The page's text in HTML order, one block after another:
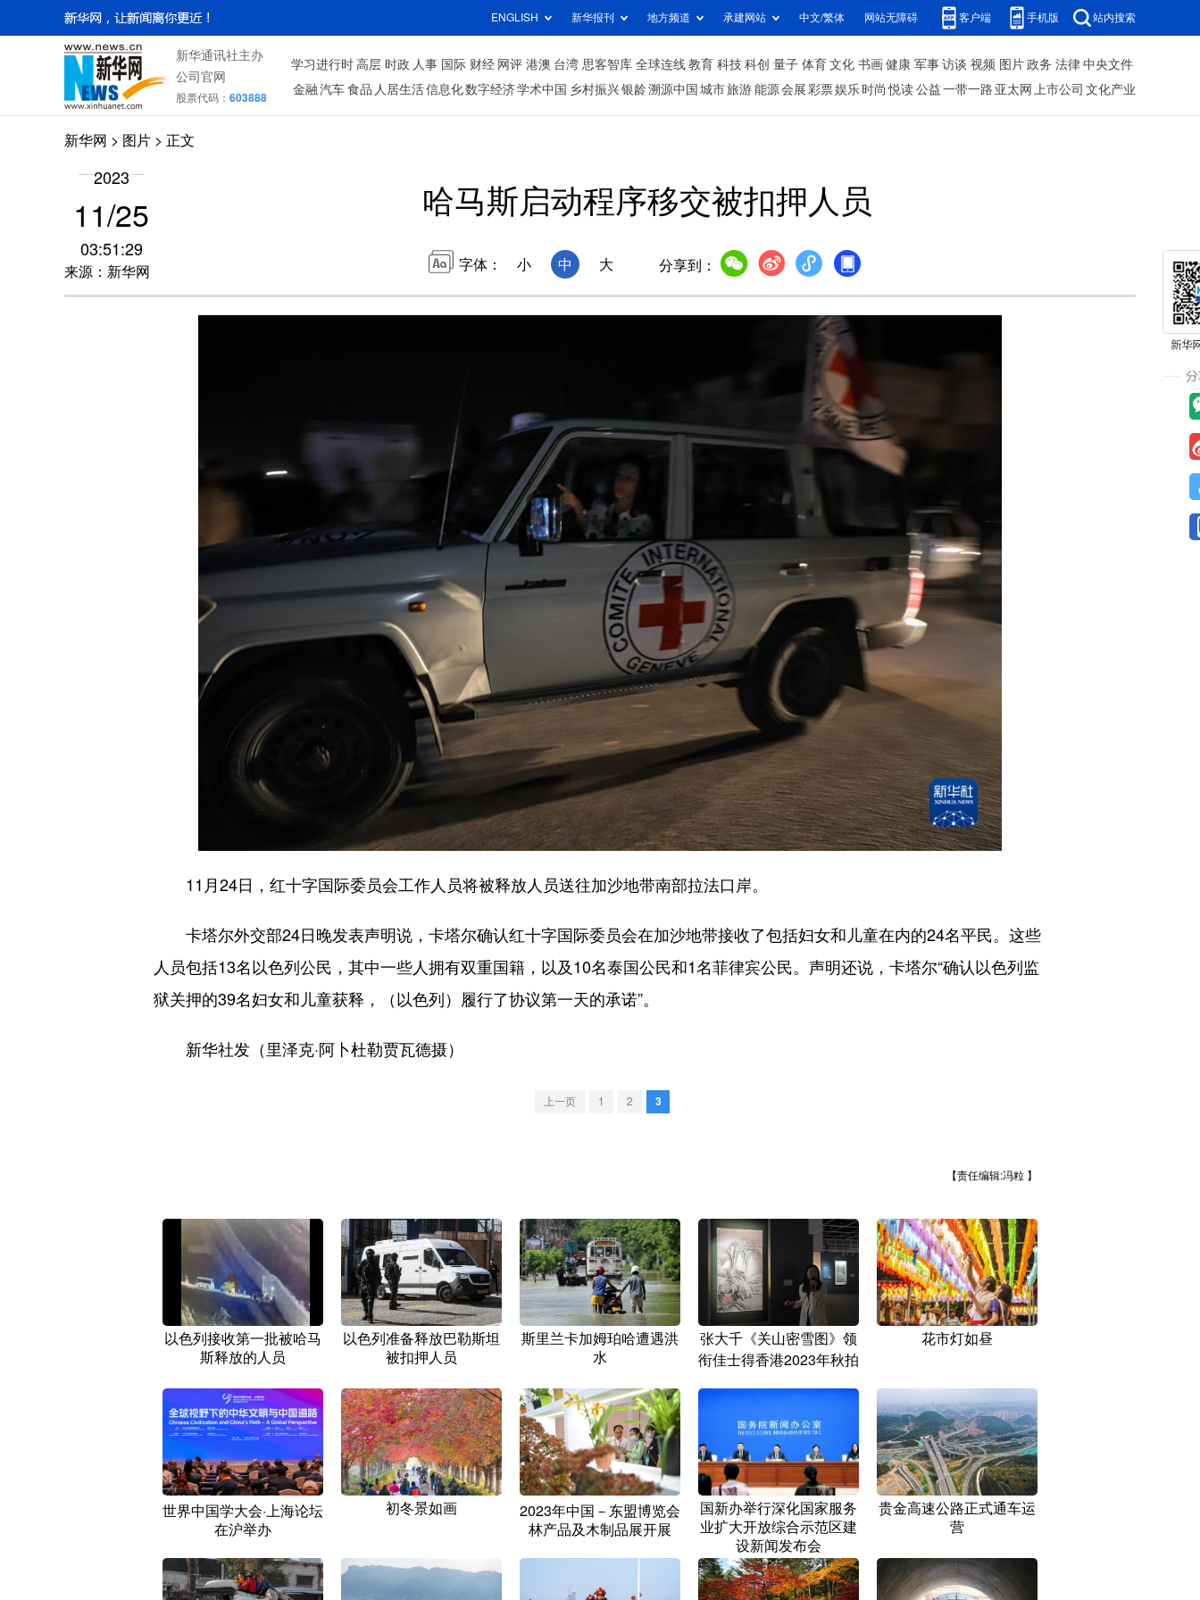
ENGLISH 新华报刊 地方频道 承建网站 中文/繁体 网站无障碍 客户端 手机版 站内搜索
新华通讯社主办
公司官网
股票代码： 603888
学习进行时 高层 时政 人事 国际 财经 网评 港澳 台湾 思客智库 全球连线 教育 科技 科创 量子 体育 文化 书画 健康 军事 访谈 视频 图片 政务 法律 中央文件
金融 汽车 食品 人居生活信息化数字经济学术中国 乡村振兴银龄溯源中国 城市旅游 能源 会展 彩票娱乐 时尚 悦读 公益 一带一路 亚太网 上市公司 文化产业
新华网 > 图片 > 正文
2023
11/25
03:51:29
来源：新华网
哈马斯启动程序移交被扣押人员
字体： 小 中 大 分享到：
11月24日，红十字国际委员会工作人员将被释放人员送往加沙地带南部拉法口岸。
卡塔尔外交部24日晚发表声明说，卡塔尔确认红十字国际委员会在加沙地带接收了包括妇女和儿童在内的24名平民。这些
人员包括13名以色列公民，其中一些人拥有双重国籍，以及10名泰国公民和1名菲律宾公民。声明还说，卡塔尔“确认以色列监
狱关押的39名妇女和儿童获释，（以色列）履行了协议第一天的承诺”。
新华社发（里泽克·阿卜杜勒贾瓦德摄）
上一页 1 2 3
【责任编辑:冯粒 】
以色列接收第一批被哈马
斯释放的人员
以色列准备释放巴勒斯坦
被扣押人员
斯里兰卡加姆珀哈遭遇洪
水
张大千《关山密雪图》领
衔佳士得香港2023年秋拍
花市灯如昼
世界中国学大会·上海论坛
在沪举办
初冬景如画
2023年中国－东盟博览会
林产品及木制品展开展
国新办举行深化国家服务
业扩大开放综合示范区建
设新闻发布会
贵金高速公路正式通车运
营